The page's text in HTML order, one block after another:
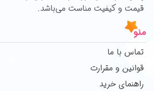
قیمت و کیفیت مناست می‌باشد.
منو
تماس با ما
قوانین و مقرارت
راهنمای خرید